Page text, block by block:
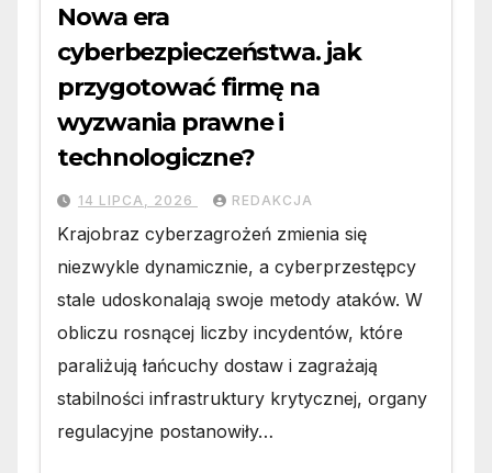
Nowa era
cyberbezpieczeństwa. jak
przygotować firmę na
wyzwania prawne i
technologiczne?
14 LIPCA, 2026 REDAKCJA
Krajobraz cyberzagrożeń zmienia się
niezwykle dynamicznie, a cyberprzestępcy
stale udoskonalają swoje metody ataków. W
obliczu rosnącej liczby incydentów, które
paraliżują łańcuchy dostaw i zagrażają
stabilności infrastruktury krytycznej, organy
regulacyjne postanowiły…